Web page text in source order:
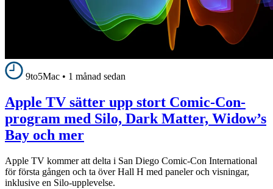
9to5Mac • 1 månad sedan
Apple TV sätter upp stort Comic-Con-
program med Silo, Dark Matter, Widow’s
Bay och mer
Apple TV kommer att delta i San Diego Comic-Con International
för första gången och ta över Hall H med paneler och visningar,
inklusive en Silo-upplevelse.